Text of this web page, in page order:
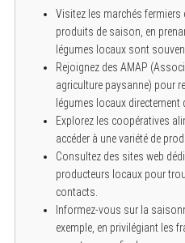
Visitez les marchés fermiers
produits de saison, en
légumes locaux sont
Rejoignez des AMAP
agriculture paysanne) pour
légumes locaux directement
Explorez les coopératives
accéder à une variété de
Consultez des sites web
producteurs locaux pour
contacts.
Informez-vous sur la
exemple, en privilégiant les